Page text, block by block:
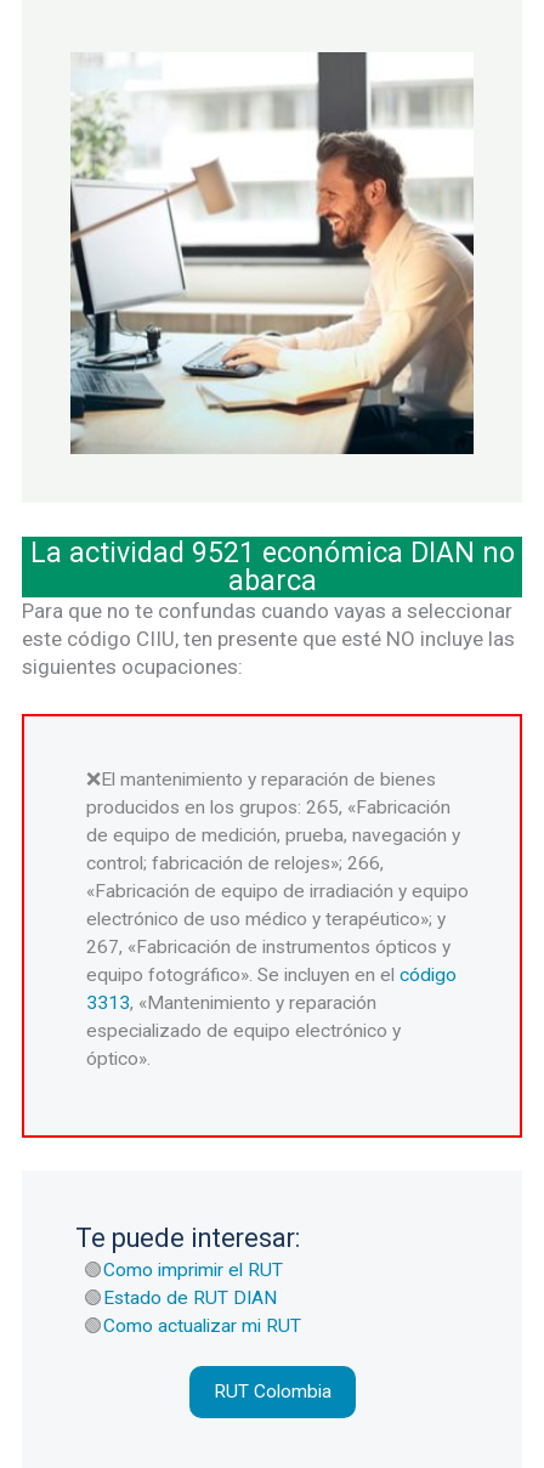
La actividad 9521 económica DIAN no
abarca
Para que no te confundas cuando vayas a seleccionar
este código CIIU, ten presente que esté NO incluye las
siguientes ocupaciones:
El mantenimiento y reparación de bienes
producidos en los grupos: 265, «Fabricación
de equipo de medición, prueba, navegación y
control; fabricación de relojes»; 266,
«Fabricación de equipo de irradiación y equipo
electrónico de uso médico y terapéutico»; y
267, «Fabricación de instrumentos ópticos y
equipo fotográfico». Se incluyen en elcódigo
3313, «Mantenimiento y reparación
especializado de equipo electrónico y
óptico».
Te puede interesar:
Como imprimir el RUT
Estado de RUT DIAN
Como actualizar mi RUT
RUT Colombia